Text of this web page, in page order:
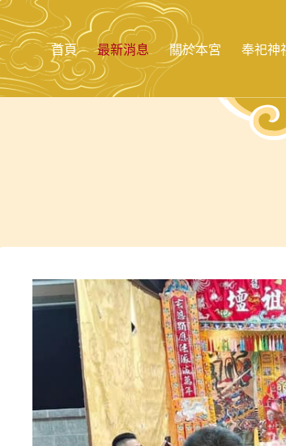
跳
至
主
要
內
首頁 最新消息 關於本宮 奉祀神